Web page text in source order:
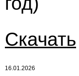
Скачать
16.01.2026